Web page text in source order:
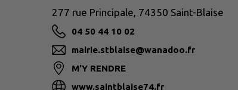
277 rue Principale, 74350 Saint-Blaise
04 50 44 10 02
mairie.stblaise@wanadoo.fr
M'Y RENDRE
www.saintblaise74.fr